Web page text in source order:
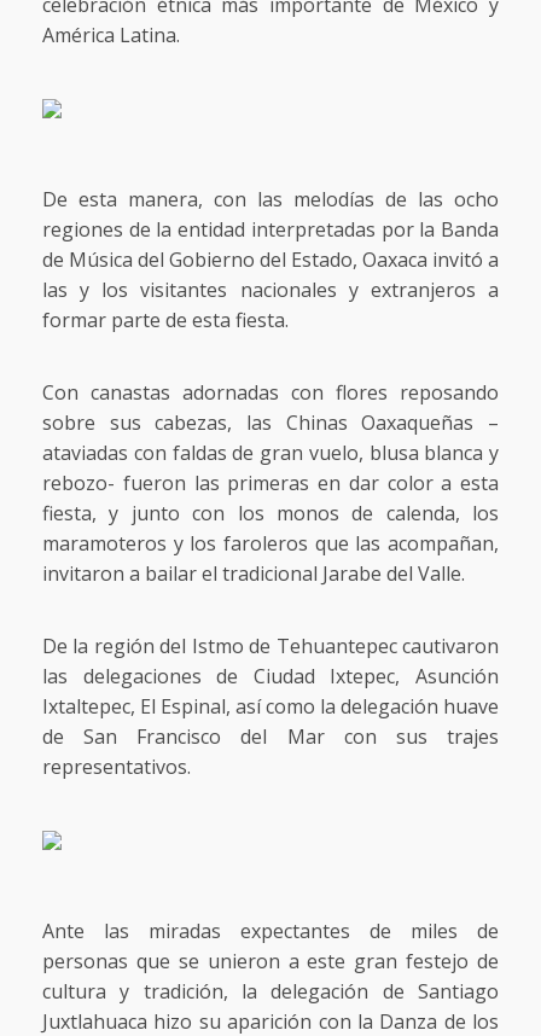
América Latina.
De esta manera, con las melodías de las ocho
regiones de la entidad interpretadas por la Banda
de Música del Gobierno del Estado, Oaxaca invitó a
las y los visitantes nacionales y extranjeros a
formar parte de esta fiesta.
Con canastas adornadas con flores reposando
sobre sus cabezas, las Chinas Oaxaqueñas –
ataviadas con faldas de gran vuelo, blusa blanca y
rebozo- fueron las primeras en dar color a esta
fiesta, y junto con los monos de calenda, los
maramoteros y los faroleros que las acompañan,
invitaron a bailar el tradicional Jarabe del Valle.
De la región del Istmo de Tehuantepec cautivaron
las delegaciones de Ciudad Ixtepec, Asunción
Ixtaltepec, El Espinal, así como la delegación huave
de San Francisco del Mar con sus trajes
representativos.
Ante las miradas expectantes de miles de
personas que se unieron a este gran festejo de
cultura y tradición, la delegación de Santiago
Juxtlahuaca hizo su aparición con la Danza de los